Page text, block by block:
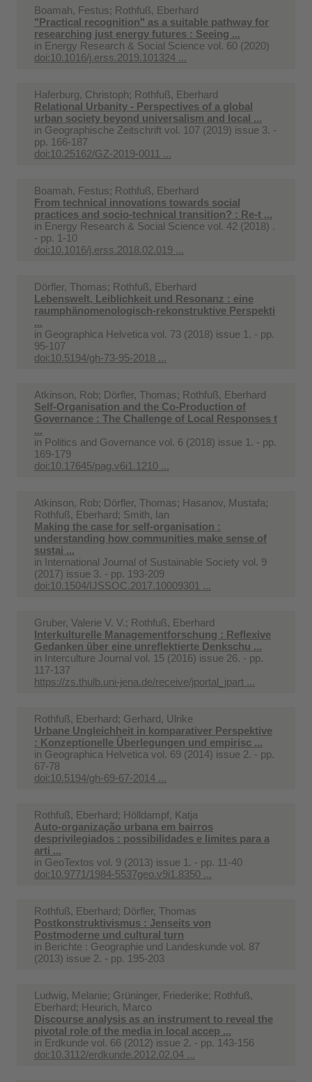
Boamah, Festus; Rothfuß, Eberhard
"Practical recognition" as a suitable pathway for
researching just energy futures : Seeing ...
in Energy Research & Social Science vol. 60 (2020)
doi:10.1016/j.erss.2019.101324 ...
Haferburg, Christoph; Rothfuß, Eberhard
Relational Urbanity - Perspectives of a global
urban society beyond universalism and local ...
in Geographische Zeitschrift vol. 107 (2019) issue 3. -
pp. 166-187
doi:10.25162/GZ-2019-0011 ...
Boamah, Festus; Rothfuß, Eberhard
From technical innovations towards social
practices and socio-technical transition? : Re-t ...
in Energy Research & Social Science vol. 42 (2018) .
- pp. 1-10
doi:10.1016/j.erss.2018.02.019 ...
Dörfler, Thomas; Rothfuß, Eberhard
Lebenswelt, Leiblichkeit und Resonanz : eine
raumphänomenologisch-rekonstruktive Perspekti
...
in Geographica Helvetica vol. 73 (2018) issue 1. - pp.
95-107
doi:10.5194/gh-73-95-2018 ...
Atkinson, Rob; Dörfler, Thomas; Rothfuß, Eberhard
Self-Organisation and the Co-Production of
Governance : The Challenge of Local Responses t
...
in Politics and Governance vol. 6 (2018) issue 1. - pp.
169-179
doi:10.17645/pag.v6i1.1210 ...
Atkinson, Rob; Dörfler, Thomas; Hasanov, Mustafa;
Rothfuß, Eberhard; Smith, Ian
Making the case for self-organisation :
understanding how communities make sense of
sustai ...
in International Journal of Sustainable Society vol. 9
(2017) issue 3. - pp. 193-209
doi:10.1504/IJSSOC.2017.10009301 ...
Gruber, Valerie V. V.; Rothfuß, Eberhard
Interkulturelle Managementforschung : Reflexive
Gedanken über eine unreflektierte Denkschu ...
in Interculture Journal vol. 15 (2016) issue 26. - pp.
117-137
https://zs.thulb.uni-jena.de/receive/jportal_jpart ...
Rothfuß, Eberhard; Gerhard, Ulrike
Urbane Ungleichheit in komparativer Perspektive
: Konzeptionelle Überlegungen und empirisc ...
in Geographica Helvetica vol. 69 (2014) issue 2. - pp.
67-78
doi:10.5194/gh-69-67-2014 ...
Rothfuß, Eberhard; Hölldampf, Katja
Auto-organização urbana em bairros
desprivilegiados : possibilidades e limites para a
arti ...
in GeoTextos vol. 9 (2013) issue 1. - pp. 11-40
doi:10.9771/1984-5537geo.v9i1.8350 ...
Rothfuß, Eberhard; Dörfler, Thomas
Postkonstruktivismus : Jenseits von
Postmoderne und cultural turn
in Berichte : Geographie und Landeskunde vol. 87
(2013) issue 2. - pp. 195-203
Ludwig, Melanie; Grüninger, Friederike; Rothfuß,
Eberhard; Heurich, Marco
Discourse analysis as an instrument to reveal the
pivotal role of the media in local accep ...
in Erdkunde vol. 66 (2012) issue 2. - pp. 143-156
doi:10.3112/erdkunde.2012.02.04 ...